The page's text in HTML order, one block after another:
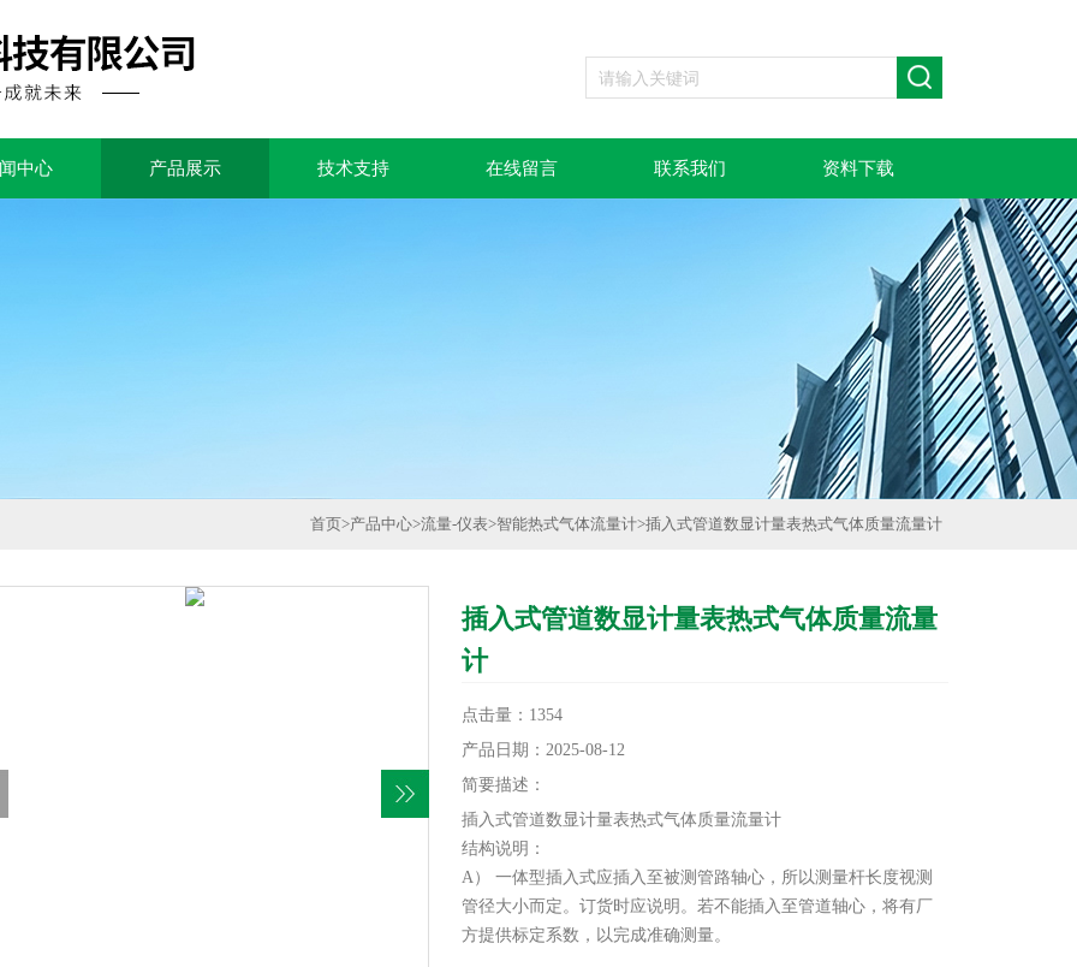
中心 产品展示 技术支持 在线留言 联系我们 资料下载
首页>产品中心>流量-仪表>智能热式气体流量计>插入式管道数显计量表热式气体质量流量计
插入式管道数显计量表热式气体质量流量
计
点击量：1354
产品日期：2025-08-12
简要描述：
插入式管道数显计量表热式气体质量流量计
结构说明：
A） 一体型插入式应插入至被测管路轴心，所以测量杆长度视测
管径大小而定。订货时应说明。若不能插入至管道轴心，将有厂
方提供标定系数，以完成准确测量。